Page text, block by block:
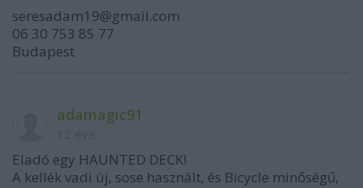
seresadam19@gmail.com
06 30 753 85 77
Budapest
adamagic91
Eladó egy HAUNTED DECK!
A kellék vadi új, sose használt, és Bicycle minőségű,